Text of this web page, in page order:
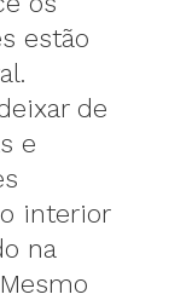
estão
de
e
interior
na